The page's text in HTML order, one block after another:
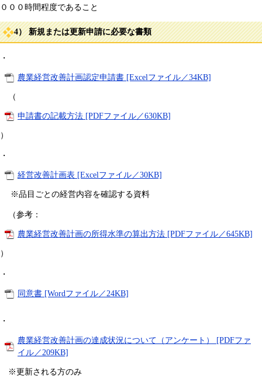
０００時間程度であること
4） 新規または更新申請に必要な書類
・
農業経営改善計画認定申請書 [Excelファイル／34KB]
（
申請書の記載方法 [PDFファイル／630KB]
）
・
経営改善計画表 [Excelファイル／30KB]
※品目ごとの経営内容を確認する資料
（参考：
農業経営改善計画の所得水準の算出方法 [PDFファイル／645KB]
）
・
同意書 [Wordファイル／24KB]
・
農業経営改善計画の達成状況について（アンケート） [PDFファ
イル／209KB]
※更新される方のみ ​